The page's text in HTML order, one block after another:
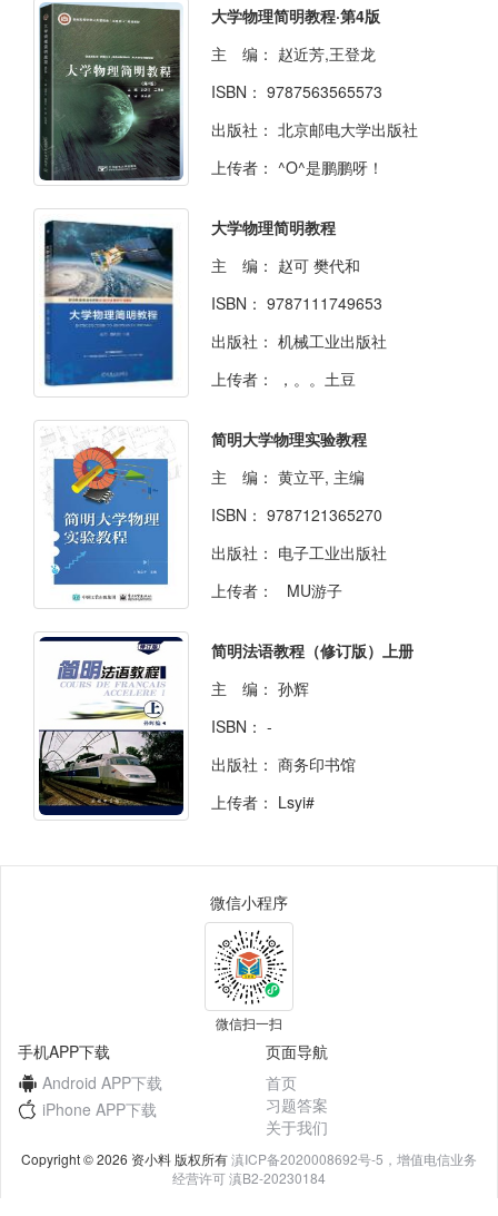
大学物理简明教程·第4版
主 编： 赵近芳,王登龙
ISBN： 9787563565573
出版社： 北京邮电大学出版社
上传者： ^O^是鹏鹏呀！
大学物理简明教程
主 编： 赵可 樊代和
ISBN： 9787111749653
出版社： 机械工业出版社
上传者：
，。。土豆
简明大学物理实验教程
主 编： 黄立平, 主编
ISBN： 9787121365270
出版社： 电子工业出版社
上传者：
MU游子
简明法语教程（修订版）上册
主 编： 孙辉
ISBN： -
出版社： 商务印书馆
上传者： Lsyi#
微信小程序
微信扫一扫
手机APP下载
Android APP下载
iPhone APP下载
页面导航
首页
习题答案
关于我们
Copyright © 2026 资小料 版权所有滇ICP备2020008692号-5，增值电信业务
经营许可 滇B2-20230184